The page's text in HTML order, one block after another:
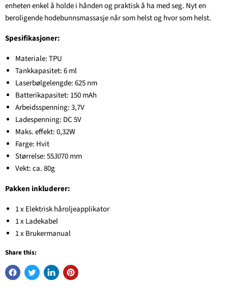
enheten enkel å holde i hånden og praktisk å ha med seg. Nyt en
beroligende hodebunnsmassasje når som helst og hvor som helst.
Spesifikasjoner:
Materiale: TPU
Tankkapasitet: 6 ml
Laserbølgelengde: 625 nm
Batterikapasitet: 150 mAh
Arbeidsspenning: 3,7V
Ladespenning: DC 5V
Maks. effekt: 0,32W
Farge: Hvit
Størrelse: 553070 mm
Vekt: ca. 80g
Pakken inkluderer:
1 x Elektrisk håroljeapplikator
1 x Ladekabel
1 x Brukermanual
Share this: